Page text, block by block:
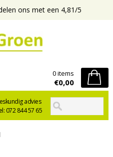
ons met een 4,81/5
advies
072 844 57 65
0 items
€0,00